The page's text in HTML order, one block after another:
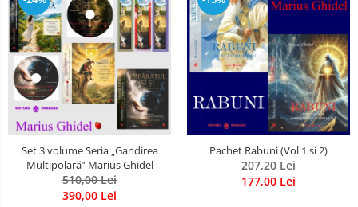
Set 3 volume Seria „Gandirea
Multipolară” Marius Ghidel
510,00 Lei
390,00 Lei
Pachet Rabuni (Vol 1 si 2)
207,20 Lei
177,00 Lei